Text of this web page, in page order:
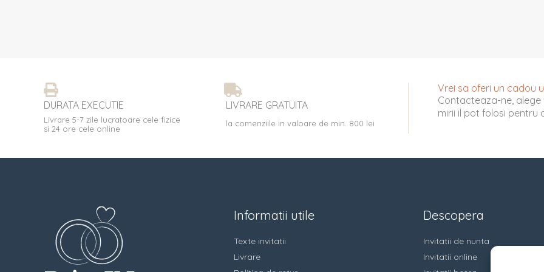
DURATA EXECUTIE
Livrare 5-7 zile lucratoare cele fizice
si 24 ore cele online
LIVRARE GRATUITA
la comenziile in valoare de min. 800 lei
Vrei sa oferi un cadou
Contacteaza-ne,
mirii il pot folosi pentru
Informatii utile
Texte invitatii
Livrare
Descopera
Invitatii de nunta
Invitatii online